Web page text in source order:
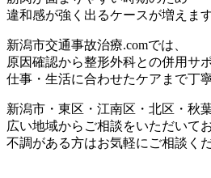
違和感が強く出るケースが増えます
新潟市交通事故治療.comでは、
原因確認から整形外科との併用サポ
仕事・生活に合わせたケアまで丁
新潟市・東区・江南区・北区・秋
広い地域からご相談をいただいて
不調がある方はお気軽にご相談くだ